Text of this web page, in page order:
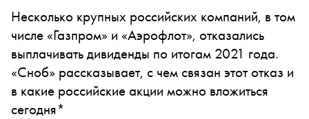
Несколько крупных российских компаний, в том
числе «Газпром» и «Аэрофлот», отказались
выплачивать дивиденды по итогам 2021 года.
«Сноб» рассказывает, с чем связан этот отказ и
в какие российские акции можно вложиться
сегодня*